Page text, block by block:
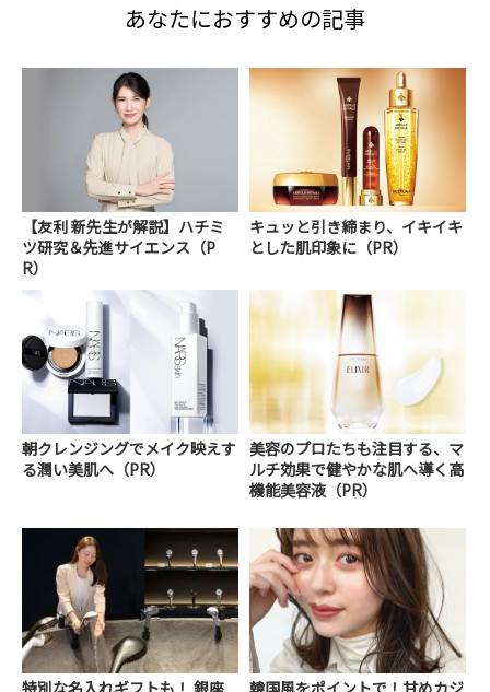
あなたにおすすめの記事
【友利 新先生が解説】ハチミ
ツ研究＆先進サイエンス（P
R）
キュッと引き締まり、イキイキ
とした肌印象に（PR）
朝クレンジングでメイク映えす
る潤い美肌へ（PR）
美容のプロたちも注目する、マ
ルチ効果で健やかな肌へ導く高
機能美容液（PR）
特別な名入れギフトも！ 銀座 韓国風をポイントで！甘めカジ